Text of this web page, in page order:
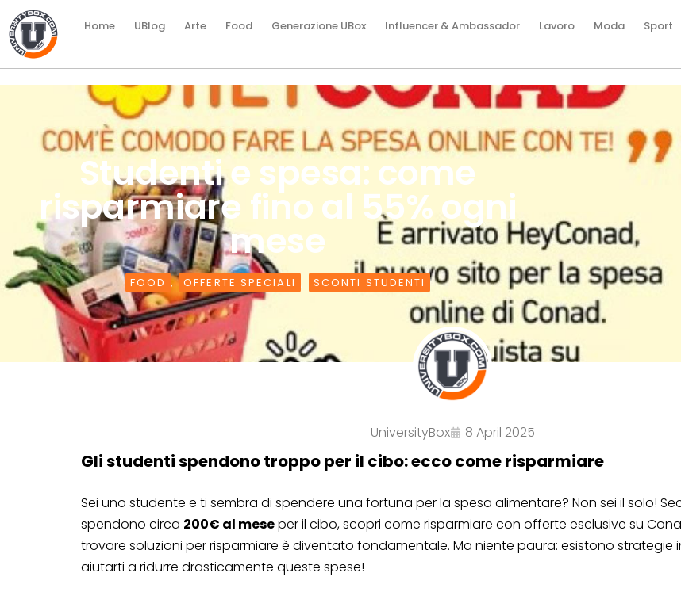
Home UBlog Arte Food Generazione UBox Influencer & Ambassador Lavoro Moda Sport
Studenti e spesa: come
risparmiare fino al 55% ogni
mese
FOOD , OFFERTE SPECIALI , SCONTI STUDENTI
UniversityBox 8 April 2025
Gli studenti spendono troppo per il cibo: ecco come risparmiare
Sei uno studente e ti sembra di spendere una fortuna per la spesa alimentare? Non sei il solo!
spendono circa 200€ al meseper il cibo, scopri come risparmiare con offerte esclusive su
trovare soluzioni per risparmiare è diventato fondamentale. Ma niente paura: esistono
aiutarti a ridurre drasticamente queste spese!